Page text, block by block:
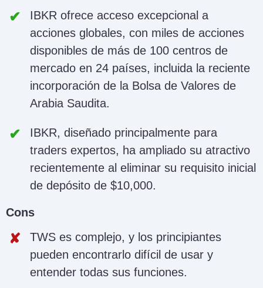
IBKR ofrece acceso excepcional a
acciones globales, con miles de acciones
disponibles de más de 100 centros de
mercado en 24 países, incluida la reciente
incorporación de la Bolsa de Valores de
Arabia Saudita.
IBKR, diseñado principalmente para
traders expertos, ha ampliado su atractivo
recientemente al eliminar su requisito inicial
de depósito de $10,000.
Cons
TWS es complejo, y los principiantes
pueden encontrarlo difícil de usar y
entender todas sus funciones.